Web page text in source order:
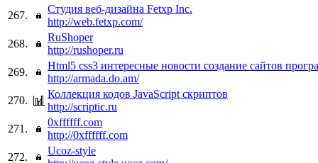
267.
Студия веб-дизайна Fetxp Inc.
http://web.fetxp.com/
268.
RuShoper
http://rushoper.ru
269.
Html5 css3 интересные новости создание сайтов
http://armada.do.am/
270.
Коллекция кодов JavaScript скриптов
http://scriptic.ru
271.
0xffffff.com
http://0xffffff.com
272.
Ucoz-style